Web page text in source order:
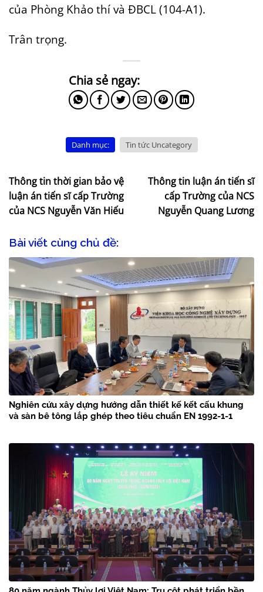
của Phòng Khảo thí và ĐBCL (104-A1).
Trân trọng.
Danh mục: Tin tức Uncategory
Thông tin thời gian bảo vệ
luận án tiến sĩ cấp Trường
của NCS Nguyễn Văn Hiếu
Thông tin luận án tiến sĩ
cấp Trường của NCS
Nguyễn Quang Lương
Bài viết cùng chủ đề:
Nghiên cứu xây dựng hướng dẫn thiết kế kết cấu khung
và sàn bê tông lắp ghép theo tiêu chuẩn EN 1992-1-1